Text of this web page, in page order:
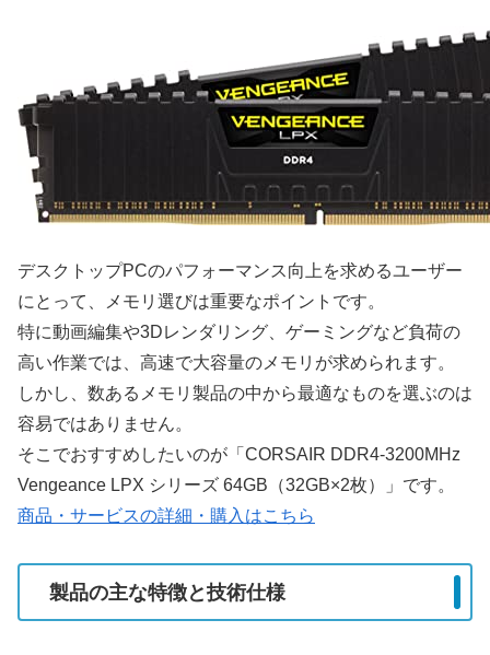
デスクトップPCのパフォーマンス向上を求めるユーザー
にとって、メモリ選びは重要なポイントです。
特に動画編集や3Dレンダリング、ゲーミングなど負荷の
高い作業では、高速で大容量のメモリが求められます。
しかし、数あるメモリ製品の中から最適なものを選ぶのは
容易ではありません。
そこでおすすめしたいのが「CORSAIR DDR4-3200MHz
Vengeance LPX シリーズ 64GB（32GB×2枚）」です。
商品・サービスの詳細・購入はこちら
製品の主な特徴と技術仕様